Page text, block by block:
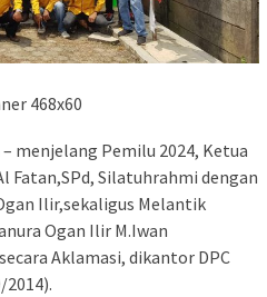
menjelang Pemilu 2024, Ketua
Fatan,SPd, Silatuhrahmi dengan
Ilir,sekaligus Melantik
Ogan Ilir M.Iwan
Aklamasi, dikantor DPC